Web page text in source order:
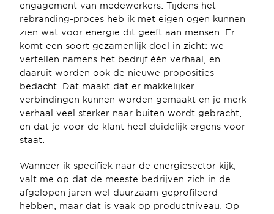
engagement van medewerkers. Tijdens het
rebranding-proces heb ik met eigen ogen kunnen
zien wat voor energie dit geeft aan mensen. Er
komt een soort gezamenlijk doel in zicht: we
vertellen namens het bedrijf één verhaal, en
daaruit worden ook de nieuwe proposities
bedacht. Dat maakt dat er makkelijker
verbindingen kunnen worden gemaakt en je merk-
verhaal veel sterker naar buiten wordt gebracht,
en dat je voor de klant heel duidelijk ergens voor
staat.
Wanneer ik specifiek naar de energiesector kijk,
valt me op dat de meeste bedrijven zich in de
afgelopen jaren wel duurzaam geprofileerd
hebben, maar dat is vaak op productniveau. Op